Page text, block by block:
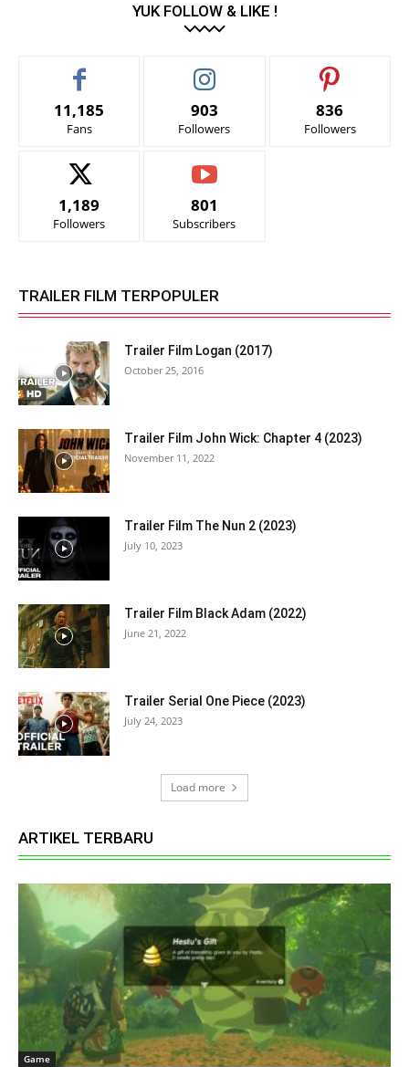
YUK FOLLOW & LIKE !
11,185
Fans
903
Followers
836
Followers
1,189
Followers
801
Subscribers
TRAILER FILM TERPOPULER
Trailer Film Logan (2017)
October 25, 2016
Trailer Film John Wick: Chapter 4 (2023)
November 11, 2022
Trailer Film The Nun 2 (2023)
July 10, 2023
Trailer Film Black Adam (2022)
June 21, 2022
Trailer Serial One Piece (2023)
July 24, 2023
Load more
ARTIKEL TERBARU
Game